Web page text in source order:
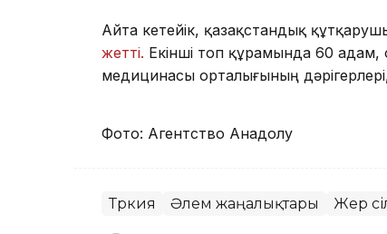
Айта кетейік, қазақстандық
жетті. Екінші топ құрамында 60
медицинасы орталығының
Фото: Агентство Анадолу
Түркия Әлем жаңалықтары Жер